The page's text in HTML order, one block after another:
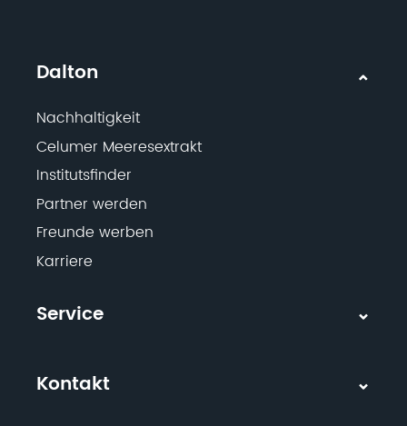
Dalton
Nachhaltigkeit
Celumer Meeresextrakt
Institutsfinder
Partner werden
Freunde werben
Karriere
Service
Kontakt